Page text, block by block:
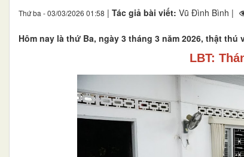
Thứ ba - 03/03/2026 01:58 | Tác giả bài viết: Vũ Đình Bình |
Hôm nay là thứ Ba, ngày 3 tháng 3 năm 2026, thật
LBT: